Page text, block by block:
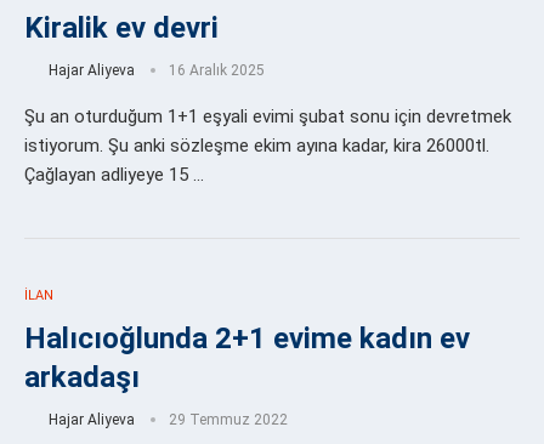
Kiralik ev devri
Hajar Aliyeva 16 Aralık 2025
Şu an oturduğum 1+1 eşyali evimi şubat sonu için devretmek
istiyorum. Şu anki sözleşme ekim ayına kadar, kira 26000tl.
Çağlayan adliyeye 15 …
İLAN
Halıcıoğlunda 2+1 evime kadın ev
arkadaşı
Hajar Aliyeva 29 Temmuz 2022